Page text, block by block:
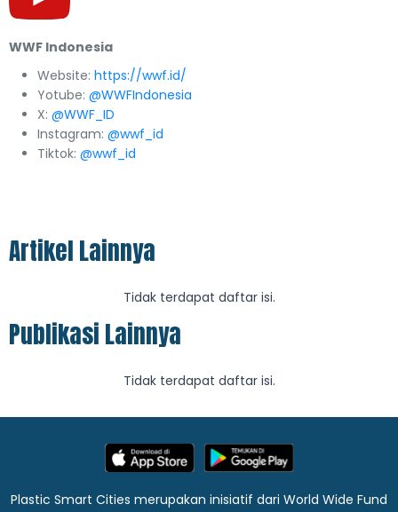
WWF Indonesia
Website: https://wwf.id/
Yotube: @WWFIndonesia
X: @WWF_ID
Instagram: @wwf_id
Tiktok: @wwf_id
Artikel Lainnya
Tidak terdapat daftar isi.
Publikasi Lainnya
Tidak terdapat daftar isi.
Plastic Smart Cities merupakan inisiatif dari World Wide Fund